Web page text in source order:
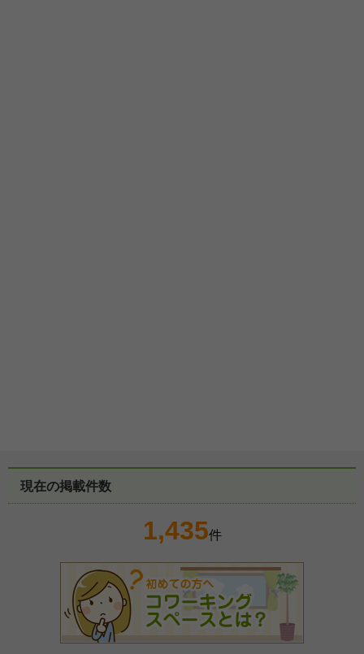
現在の掲載件数
1,435件